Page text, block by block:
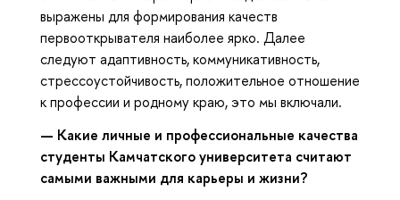
выражены для формирования качеств
первооткрывателя наиболее ярко. Далее
следуют адаптивность, коммуникативность,
стрессоустойчивость, положительное отношение
к профессии и родному краю, это мы включали.
— Какие личные и профессиональные качества
студенты Камчатского университета считают
самыми важными для карьеры и жизни?